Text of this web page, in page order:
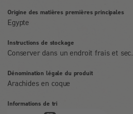
Origine des matières premières principales
Egypte
Instructions de stockage
Conserver dans un endroit frais et sec.
Dénomination légale du produit
Arachides en coque
Informations de tri